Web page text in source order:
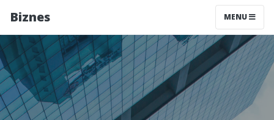
Biznes MENU